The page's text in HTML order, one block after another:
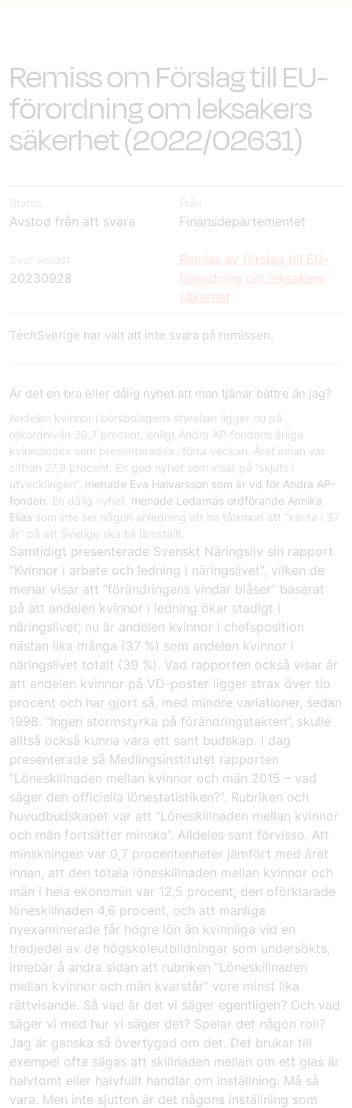
Remiss om Förslag till EU-
förordning om leksakers
säkerhet (2022/02631)
Status
Avstod från att svara
Från
Finansdepartementet
Svar senast
20230928
Remiss av förslag till EU-
förordning om leksakers
säkerhet
TechSverige har valt att inte svara på remissen.
Är det en bra eller dålig nyhet att man tjänar bättre än jag?
Andelen kvinnor i börsbolagens styrelser ligger nu på
rekordnivån 30,7 procent, enligt Andra AP-fondens årliga
kvinnoindex som presenterades i förra veckan. Året innan var
siffran 27,9 procent. En god nyhet som visar på ”skjuts i
utvecklingen”, menade Eva Halvarsson som är vd för Andra AP-
fonden . En dålig nyhet, menade Ledarnas ordförande Annika
Elias som inte ser någon anledning att ha tålamod att ”vänta i 37
år” på att Sverige ska bli jämställt.
Samtidigt presenterade Svenskt Näringsliv sin rapport
"Kvinnor i arbete och ledning i näringslivet", vilken de
menar visar att ”förändringens vindar blåser” baserat
på att andelen kvinnor i ledning ökar stadigt i
näringslivet; nu är andelen kvinnor i chefsposition
nästan lika många (37 %) som andelen kvinnor i
näringslivet totalt (39 %). Vad rapporten också visar är
att andelen kvinnor på VD-poster ligger strax över tio
procent och har gjort så, med mindre variationer, sedan
1998. ”Ingen stormstyrka på förändringstakten”, skulle
alltså också kunna vara ett sant budskap. I dag
presenterade så Medlingsinstitutet rapporten
"Löneskillnaden mellan kvinnor och män 2015 – vad
säger den officiella lönestatistiken?". Rubriken och
huvudbudskapet var att ”Löneskillnaden mellan kvinnor
och män fortsätter minska”. Alldeles sant förvisso. Att
minskningen var 0,7 procentenheter jämfört med året
innan, att den totala löneskillnaden mellan kvinnor och
män i hela ekonomin var 12,5 procent, den oförklarade
löneskillnaden 4,6 procent, och att manliga
nyexaminerade får högre lön än kvinnliga vid en
tredjedel av de högskoleutbildningar som undersökts,
innebär å andra sidan att rubriken ”Löneskillnaden
mellan kvinnor och män kvarstår” vore minst lika
rättvisande. Så vad är det vi säger egentligen? Och vad
säger vi med hur vi säger det? Spelar det någon roll?
Jag är ganska så övertygad om det. Det brukar till
exempel ofta sägas att skillnaden mellan om ett glas är
halvtomt eller halvfullt handlar om inställning. Må så
vara. Men inte sjutton är det någons inställning som